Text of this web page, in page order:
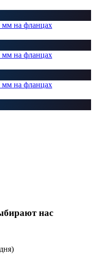
мм на фланцах
мм на фланцах
мм на фланцах
нас